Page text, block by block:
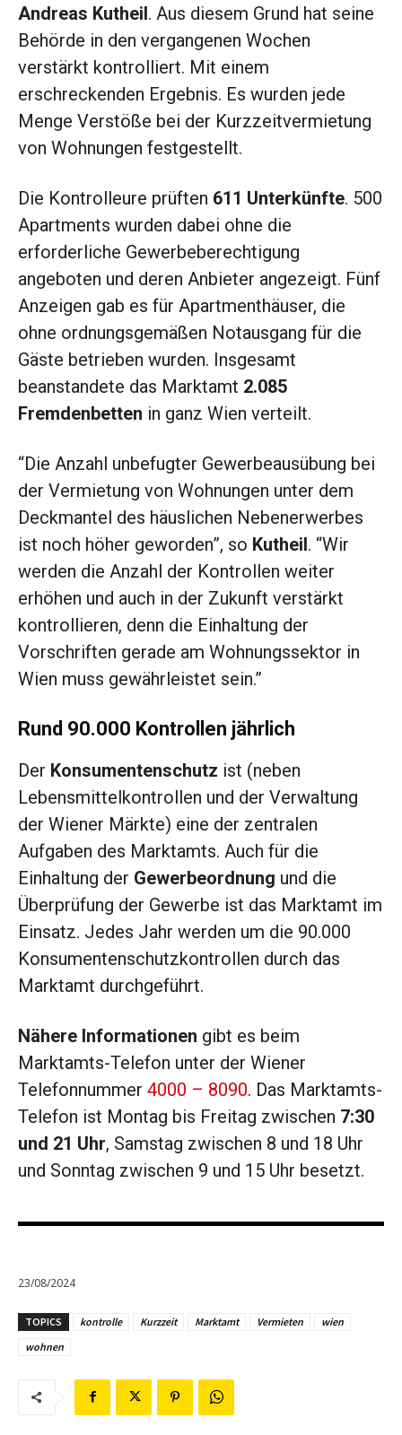
Andreas Kutheil. Aus diesem Grund hat seine
Behörde in den vergangenen Wochen
verstärkt kontrolliert. Mit einem
erschreckenden Ergebnis. Es wurden jede
Menge Verstöße bei der Kurzzeitvermietung
von Wohnungen festgestellt.
Die Kontrolleure prüften 611 Unterkünfte. 500
Apartments wurden dabei ohne die
erforderliche Gewerbeberechtigung
angeboten und deren Anbieter angezeigt. Fünf
Anzeigen gab es für Apartmenthäuser, die
ohne ordnungsgemäßen Notausgang für die
Gäste betrieben wurden. Insgesamt
beanstandete das Marktamt 2.085
Fremdenbetten in ganz Wien verteilt.
“Die Anzahl unbefugter Gewerbeausübung bei
der Vermietung von Wohnungen unter dem
Deckmantel des häuslichen Nebenerwerbes
ist noch höher geworden”, so Kutheil. “Wir
werden die Anzahl der Kontrollen weiter
erhöhen und auch in der Zukunft verstärkt
kontrollieren, denn die Einhaltung der
Vorschriften gerade am Wohnungssektor in
Wien muss gewährleistet sein.”
Rund 90.000 Kontrollen jährlich
Der Konsumentenschutz ist (neben
Lebensmittelkontrollen und der Verwaltung
der Wiener Märkte) eine der zentralen
Aufgaben des Marktamts. Auch für die
Einhaltung der Gewerbeordnung und die
Überprüfung der Gewerbe ist das Marktamt im
Einsatz. Jedes Jahr werden um die 90.000
Konsumentenschutzkontrollen durch das
Marktamt durchgeführt.
Nähere Informationen gibt es beim
Marktamts-Telefon unter der Wiener
Telefonnummer 4000 – 8090. Das Marktamts-
Telefon ist Montag bis Freitag zwischen 7:30
und 21 Uhr, Samstag zwischen 8 und 18 Uhr
und Sonntag zwischen 9 und 15 Uhr besetzt.
23/08/2024
TOPICS kontrolle Kurzzeit Marktamt Vermieten
wien
wohnen